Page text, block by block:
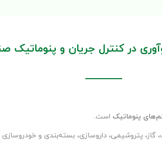
پنوماتیک است.